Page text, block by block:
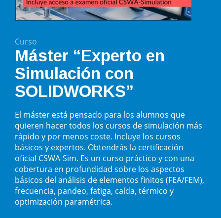
FAQs
Curso
Máster “Experto en
Simulación con
SOLIDWORKS”
El máster está pensado para los alumnos que
quieren hacer todos los cursos de simulación más
rápido y por menos coste. Incluye los cursos
básicos y expertos. Obtendrás la certificación
oficial CSWA-Sim. Es un curso práctico y con una
cobertura en profundidad sobre los aspectos
básicos del análisis de elementos finitos (FEA/FEM),
frecuencia, pandeo, fatiga, caída, térmico y
optimización paramétrica.